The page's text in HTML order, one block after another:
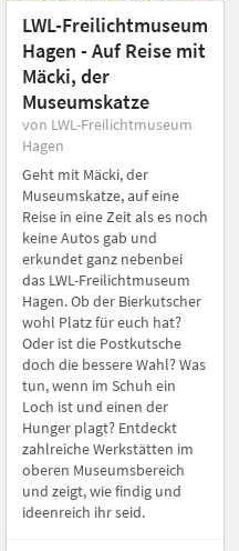
LWL-Freilichtmuseum
Hagen - Auf Reise mit
Mäcki, der
Museumskatze
von LWL-Freilichtmuseum
Hagen
Geht mit Mäcki, der
Museumskatze, auf eine
Reise in eine Zeit als es noch
keine Autos gab und
erkundet ganz nebenbei
das LWL-Freilichtmuseum
Hagen. Ob der Bierkutscher
wohl Platz für euch hat?
Oder ist die Postkutsche
doch die bessere Wahl? Was
tun, wenn im Schuh ein
Loch ist und einen der
Hunger plagt? Entdeckt
zahlreiche Werkstätten im
oberen Museumsbereich
und zeigt, wie findig und
ideenreich ihr seid.